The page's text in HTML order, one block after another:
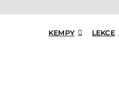
KEMPY LEKCE